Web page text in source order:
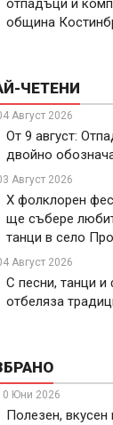
отпадъци и
община
ЧЕТЕНИ
Август 2026
От 9 август:
двойно
Август 2026
X фолклорен
ще събере
танци в село
Август 2026
С песни, танци
отбеляза
Юни 2026
Полезен,